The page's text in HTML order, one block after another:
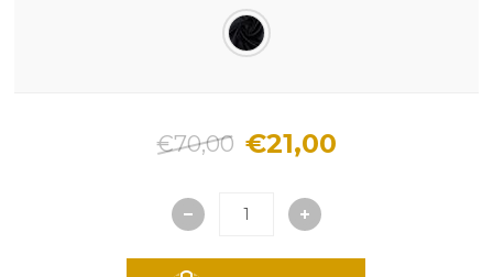
€70,00 €21,00